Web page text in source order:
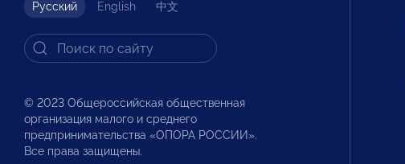
Русский English 中文
© 2023 Общероссийская общественная
организация малого и среднего
предпринимательства «ОПОРА РОССИИ».
Все права защищены.